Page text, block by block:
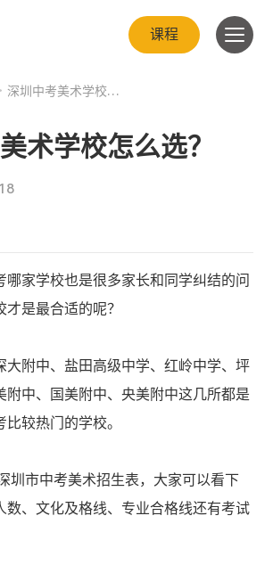
课程
深圳中考美术学校怎么选？
术学校怎么选？
哪家学校也是很多家长和同学纠结的问
是最合适的呢？
大附中、盐田高级中学、红岭中学、坪
附中、国美附中、央美附中这几所都是
较热门的学校。
圳市中考美术招生表，大家可以看下
数、文化及格线、专业合格线还有考试